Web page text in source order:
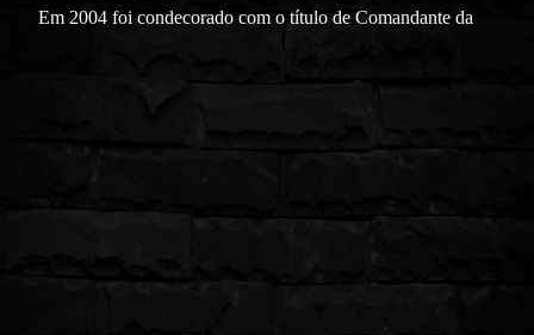
Em 2004 foi condecorado com o título de Comandante da